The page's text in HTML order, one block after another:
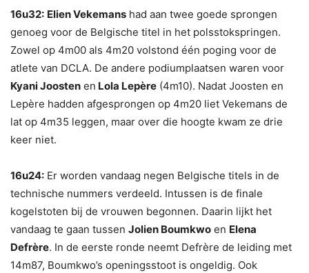
16u32: Elien Vekemans had aan twee goede sprongen
genoeg voor de Belgische titel in het polsstokspringen.
Zowel op 4m00 als 4m20 volstond één poging voor de
atlete van DCLA. De andere podiumplaatsen waren voor
Kyani Joosten en Lola Lepère (4m10). Nadat Joosten en
Lepère hadden afgesprongen op 4m20 liet Vekemans de
lat op 4m35 leggen, maar over die hoogte kwam ze drie
keer niet.
16u24: Er worden vandaag negen Belgische titels in de
technische nummers verdeeld. Intussen is de finale
kogelstoten bij de vrouwen begonnen. Daarin lijkt het
vandaag te gaan tussen Jolien Boumkwo en Elena
Defrère. In de eerste ronde neemt Defrère de leiding met
14m87, Boumkwo’s openingsstoot is ongeldig. Ook